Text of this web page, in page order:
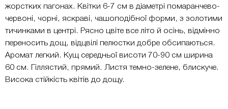
жорстких пагонах. Квітки 6-7 см в діаметрі помаранчево-
червоні, чорні, яскраві, чашоподібної форми, з золотими
тичинками в центрі. Рясно цвіте все літо й осінь, відмінно
переносить дощ, відцвілі пелюстки добре обсипаються.
Аромат легкий. Кущ середньої висоти 70-90 см ширина
60 см. Гіллястий, прямий. Листя темно-зелене, блискуче.
Висока стійкість квітів до дощу.